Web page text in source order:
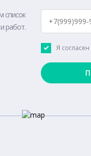
список
работ.
Я